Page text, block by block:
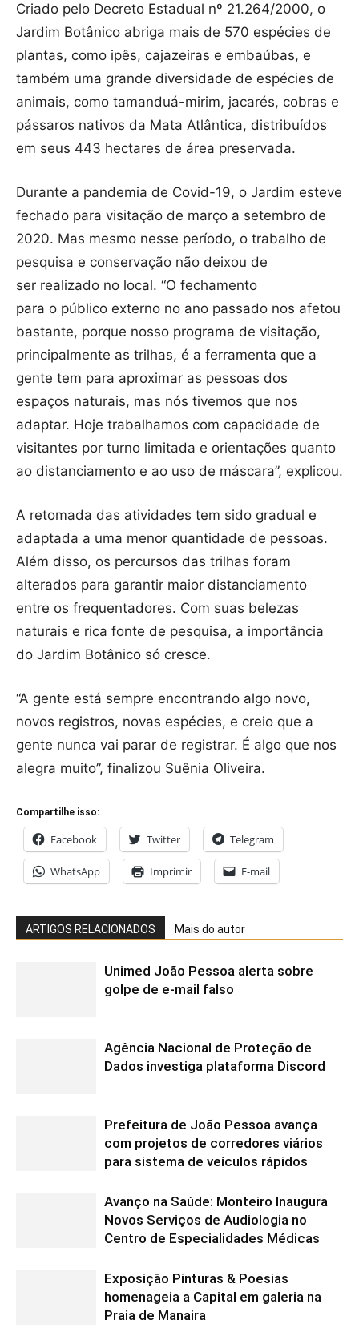
Criado pelo Decreto Estadual nº 21.264/2000, o
Jardim Botânico abriga mais de 570 espécies de
plantas, como ipês, cajazeiras e embaúbas, e
também uma grande diversidade de espécies de
animais, como tamanduá-mirim, jacarés, cobras e
pássaros nativos da Mata Atlântica, distribuídos
em seus 443 hectares de área preservada.
Durante a pandemia de Covid-19, o Jardim esteve
fechado para visitação de março a setembro de
2020. Mas mesmo nesse período, o trabalho de
pesquisa e conservação não deixou de
ser realizado no local. “O fechamento
para o público externo no ano passado nos afetou
bastante, porque nosso programa de visitação,
principalmente as trilhas, é a ferramenta que a
gente tem para aproximar as pessoas dos
espaços naturais, mas nós tivemos que nos
adaptar. Hoje trabalhamos com capacidade de
visitantes por turno limitada e orientações quanto
ao distanciamento e ao uso de máscara”, explicou.
A retomada das atividades tem sido gradual e
adaptada a uma menor quantidade de pessoas.
Além disso, os percursos das trilhas foram
alterados para garantir maior distanciamento
entre os frequentadores. Com suas belezas
naturais e rica fonte de pesquisa, a importância
do Jardim Botânico só cresce.
“A gente está sempre encontrando algo novo,
novos registros, novas espécies, e creio que a
gente nunca vai parar de registrar. É algo que nos
alegra muito”, finalizou Suênia Oliveira.
Compartilhe isso:
Facebook Twitter Telegram
WhatsApp Imprimir E-mail
ARTIGOS RELACIONADOS Mais do autor
Unimed João Pessoa alerta sobre
golpe de e-mail falso
Agência Nacional de Proteção de
Dados investiga plataforma Discord
Prefeitura de João Pessoa avança
com projetos de corredores viários
para sistema de veículos rápidos
Avanço na Saúde: Monteiro Inaugura
Novos Serviços de Audiologia no
Centro de Especialidades Médicas
Exposição Pinturas & Poesias
homenageia a Capital em galeria na
Praia de Manaira